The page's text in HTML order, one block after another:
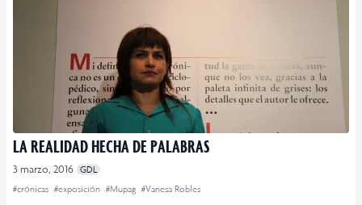
LA REALIDAD HECHA DE PALABRAS
3 marzo, 2016 GDL
#crónicas #exposición #Mupag #Vanesa Robles